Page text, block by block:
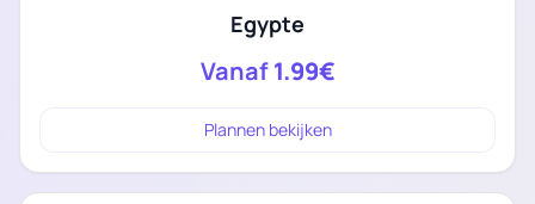
Egypte
Vanaf1.99€
Plannen bekijken